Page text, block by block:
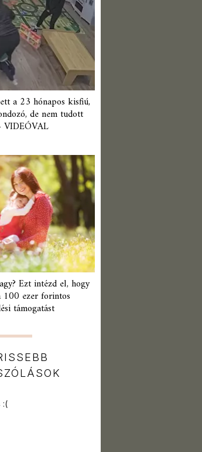
a 23 hónapos kisfiú,
de nem tudott
Ezt intézd el, hogy
ezer forintos
támogatást
:(